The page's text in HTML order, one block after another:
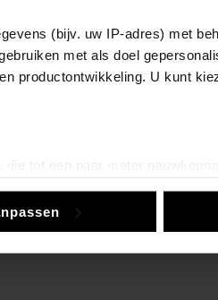
(bijv. uw IP-adres) met
met als doel
productontwikkeling. U kunt
en stel uw voorkeuren in